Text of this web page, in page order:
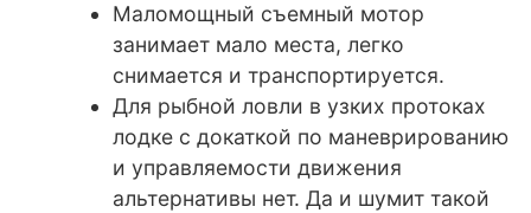
Маломощный съемный мотор
занимает мало места, легко
снимается и транспортируется.
Для рыбной ловли в узких протоках
лодке с докаткой по маневрированию
и управляемости движения
альтернативы нет. Да и шумит такой